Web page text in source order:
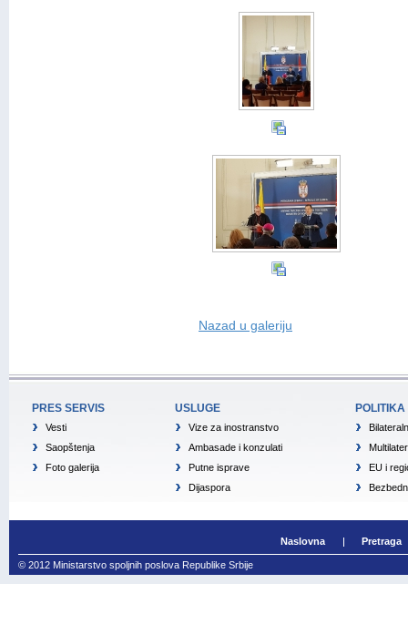
Nazad u galeriju
PRES SERVIS
Vesti
Saopštenja
Foto galerija
USLUGE
Vize za inostranstvo
Ambasade i konzulati
Putne isprave
Dijaspora
POLITIKA
EU i
Naslovna Pretraga
© 2012 Ministarstvo spoljnih poslova Republike Srbije